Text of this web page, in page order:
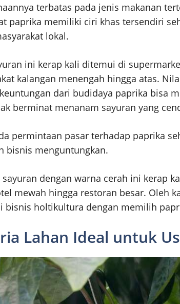
terbatas pada jenis makanan
paprika memiliki ciri khas tersendiri
lokal.
ini kerap kali ditemui di
kalangan menengah hingga atas.
dari budidaya paprika bisa
berminat menanam sayuran yang
permintaan pasar terhadap paprika
bisnis menguntungkan.
dengan warna cerah ini kerap
mewah hingga restoran besar. Oleh
bisnis holtikultura dengan memilih
Lahan Ideal untuk